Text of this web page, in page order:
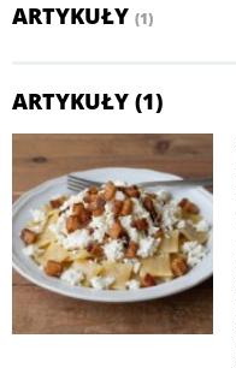
ARTYKUŁY (1)
ARTYKUŁY (1)